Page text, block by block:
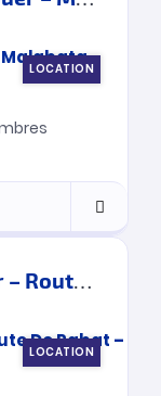
LOCATION
Appartement Vide A Louer – Route De Rabat – Tanger
LOCATION